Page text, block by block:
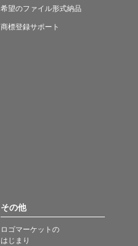
希望のファイル形式納品
商標登録サポート
その他
ロゴマーケットの
はじまり